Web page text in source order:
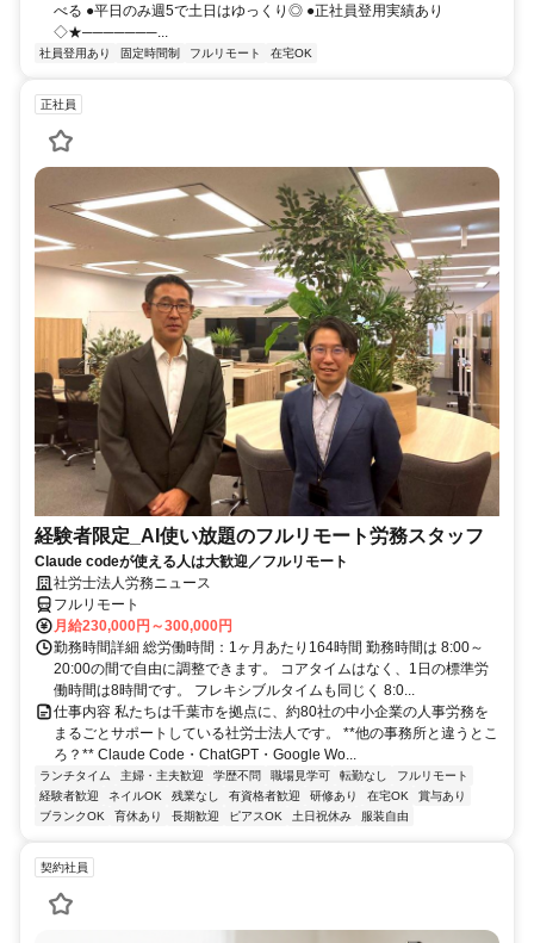
べる ●平日のみ週5で土日はゆっくり◎ ●正社員登用実績あり
◇★───────...
社員登用あり 固定時間制 フルリモート 在宅OK
正社員
経験者限定_AI使い放題のフルリモート労務スタッフ
Claude codeが使える人は大歓迎／フルリモート
社労士法人労務ニュース
フルリモート
月給230,000円～300,000円
勤務時間詳細 総労働時間：1ヶ月あたり164時間 勤務時間は 8:00～
20:00の間で自由に調整できます。 コアタイムはなく、1日の標準労
働時間は8時間です。 フレキシブルタイムも同じく 8:0...
仕事内容 私たちは千葉市を拠点に、約80社の中小企業の人事労務を
まるごとサポートしている社労士法人です。 **他の事務所と違うとこ
ろ？** Claude Code・ChatGPT・Google Wo...
ランチタイム 主婦・主夫歓迎 学歴不問 職場見学可 転勤なし
フルリモート
経験者歓迎
ネイルOK 残業なし 有資格者歓迎 研修あり 在宅OK
賞与あり
ブランクOK
育休あり 長期歓迎 ピアスOK 土日祝休み 服装自由
契約社員